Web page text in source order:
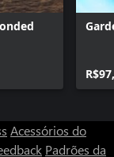
Acessórios do
Padrões da